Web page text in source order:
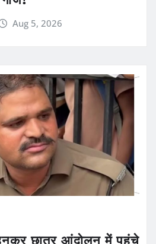
Aug 5, 2026
छात्र आंदोलन में पहुंचे